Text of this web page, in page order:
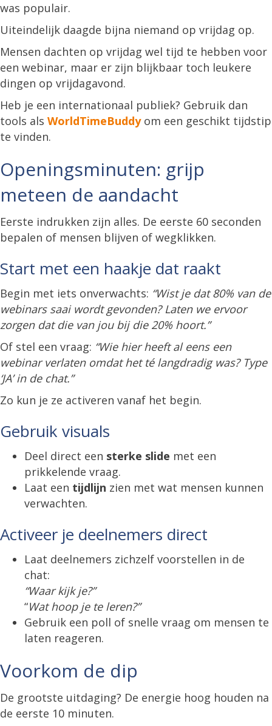
was populair.
Uiteindelijk daagde bijna niemand op vrijdag op.
Mensen dachten op vrijdag wel tijd te hebben voor
een webinar, maar er zijn blijkbaar toch leukere
dingen op vrijdagavond.
Heb je een internationaal publiek? Gebruik dan
tools als WorldTimeBuddyom een geschikt tijdstip
te vinden.
Openingsminuten: grijp
meteen de aandacht
Eerste indrukken zijn alles. De eerste 60 seconden
bepalen of mensen blijven of wegklikken.
Start met een haakje dat raakt
Begin met iets onverwachts: “Wist je dat 80% van de
webinars saai wordt gevonden? Laten we ervoor
zorgen dat die van jou bij die 20% hoort.”
Of stel een vraag: “Wie hier heeft al eens een
webinar verlaten omdat het té langdradig was? Type
‘JA’ in de chat.”
Zo kun je ze activeren vanaf het begin.
Gebruik visuals
Deel direct een sterke slide met een
prikkelende vraag.
Laat een tijdlijn zien met wat mensen kunnen
verwachten.
Activeer je deelnemers direct
Laat deelnemers zichzelf voorstellen in de
chat:
“Waar kijk je?”
“Wat hoop je te leren?”
Gebruik een poll of snelle vraag om mensen te
laten reageren.
Voorkom de dip
De grootste uitdaging? De energie hoog houden na
de eerste 10 minuten.